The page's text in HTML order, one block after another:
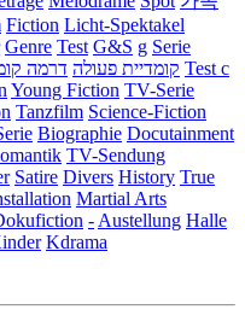
Fiction Licht-Spektakel
Genre Test G&S g Serie
קומדיית פעולה דרמה
Test c
Young Fiction TV-Serie
Tanzfilm Science-Fiction
Biographie Docutainment
TV-Sendung
Satire Divers History True
Martial Arts
- Austellung Halle
Kdrama